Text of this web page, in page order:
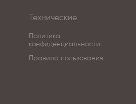
Технические
Политика
конфиденциальности
Правила пользования